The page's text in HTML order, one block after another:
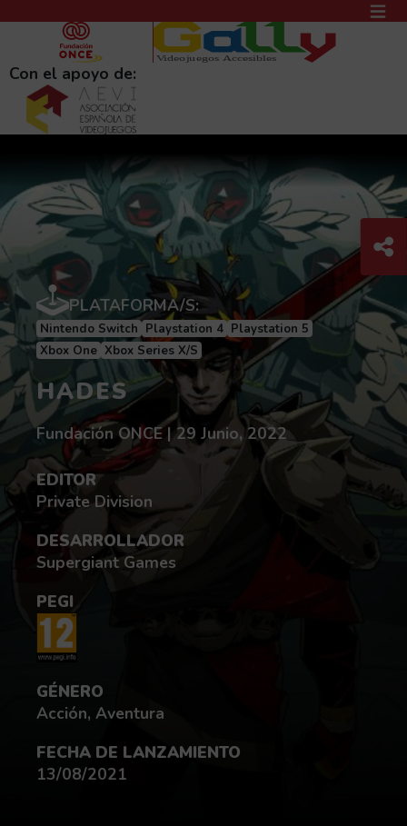
PASAR AL CONTENIDO PRINCIPAL
Con el apoyo de:
HADES
PLATAFORMA/S:
Nintendo Switch Playstation 4 Playstation 5
Xbox One Xbox Series X/S
Redactado por:
Fundación ONCE |fecha de publicación:
29 Junio, 2022
EDITOR
Private Division
DESARROLLADOR
Supergiant Games
PEGI
GÉNERO
Acción, Aventura
FECHA DE LANZAMIENTO
13/08/2021